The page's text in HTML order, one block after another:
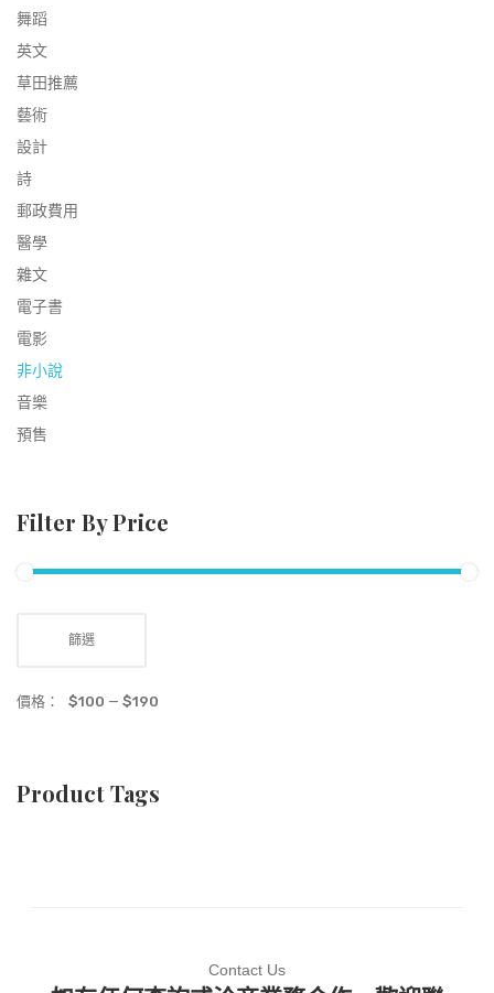
舞蹈
英文
草田推薦
藝術
設計
詩
郵政費用
醫學
雜文
電子書
電影
非小說
音樂
預售
Filter By Price
篩選
價格： $100 — $190
Product Tags
Contact Us